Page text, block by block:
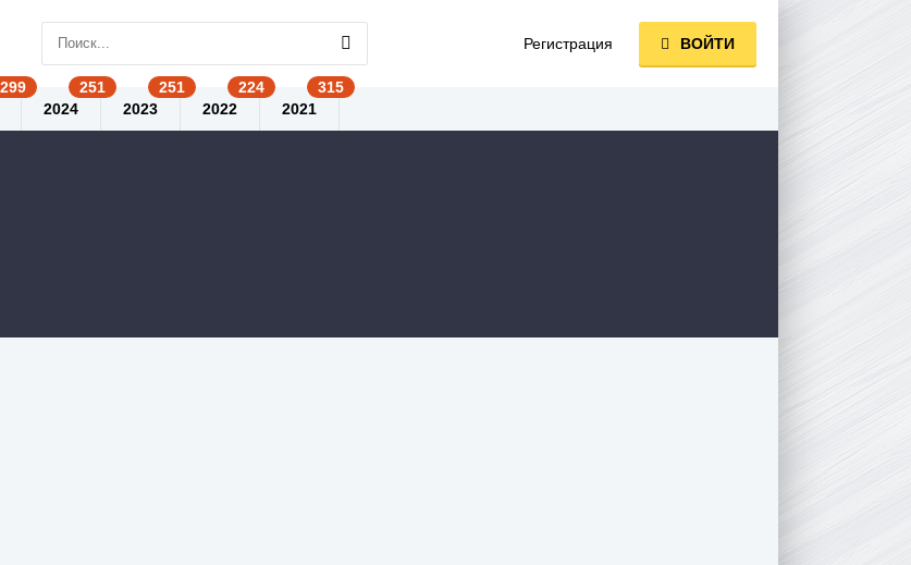
Регистрация ВОЙТИ
2024 2023 2022 2021